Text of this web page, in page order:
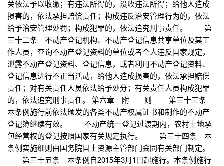
关依法予以收缴；有违法所得的，没收违法所得；给他人造成
损害的，依法承担赔偿责任；构成违反治安管理行为的，依法
给予治安管理处罚；构成犯罪的，依法追究刑事责任。 第
三十二条 不动产登记机构、不动产登记信息共享单位及其工
作人员，查询不动产登记资料的单位或者个人违反国家规定，
泄露不动产登记资料、登记信息，或者利用不动产登记资料、
登记信息进行不正当活动，给他人造成损害的，依法承担赔偿
责任；对有关责任人员依法给予处分；有关责任人员构成犯罪
的，依法追究刑事责任。 第六章 附 则 第三十三条
本条例施行前依法颁发的各类不动产权属证书和制作的不动产
登记簿继续有效。 不动产统一登记过渡期内，农村土地承
包经营权的登记按照国家有关规定执行。 第三十四条 本
条例实施细则由国务院国土资源主管部门会同有关部门制定。
第三十五条 本条例自2015年3月1日起施行。本条例施行